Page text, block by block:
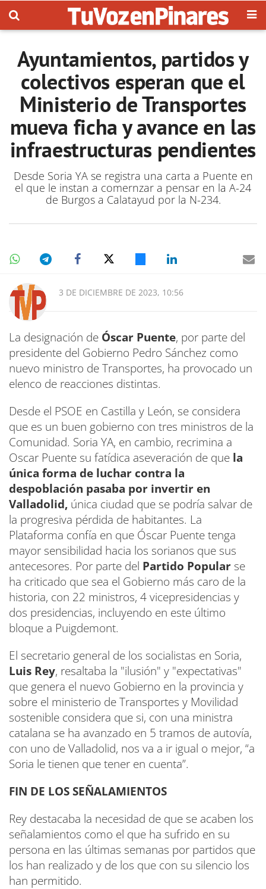
Ayuntamientos, partidos y
colectivos esperan que el
Ministerio de Transportes
mueva ficha y avance en las
infraestructuras pendientes
Desde Soria YA se registra una carta a Puente en
el que le instan a comernzar a pensar en la A-24
de Burgos a Calatayud por la N-234.
3 DE DICIEMBRE DE 2023, 10:56
La designación de Óscar Puente, por parte del
presidente del Gobierno Pedro Sánchez como
nuevo ministro de Transportes, ha provocado un
elenco de reacciones distintas.
Desde el PSOE en Castilla y León, se considera
que es un buen gobierno con tres ministros de la
Comunidad. Soria YA, en cambio, recrimina a
Oscar Puente su fatídica aseveración de que la
única forma de luchar contra la
despoblación pasaba por invertir en
Valladolid, única ciudad que se podría salvar de
la progresiva pérdida de habitantes. La
Plataforma confía en que Óscar Puente tenga
mayor sensibilidad hacia los sorianos que sus
antecesores. Por parte del Partido Popular se
ha criticado que sea el Gobierno más caro de la
historia, con 22 ministros, 4 vicepresidencias y
dos presidencias, incluyendo en este último
bloque a Puigdemont.
El secretario general de los socialistas en Soria,
Luis Rey, resaltaba la "ilusión" y "expectativas"
que genera el nuevo Gobierno en la provincia y
sobre el ministerio de Transportes y Movilidad
sostenible considera que si, con una ministra
catalana se ha avanzado en 5 tramos de autovía,
con uno de Valladolid, nos va a ir igual o mejor, “a
Soria le tienen que tener en cuenta”.
FIN DE LOS SEÑALAMIENTOS
Rey destacaba la necesidad de que se acaben los
señalamientos como el que ha sufrido en su
persona en las últimas semanas por partidos que
los han realizado y de los que con su silencio los
han permitido.